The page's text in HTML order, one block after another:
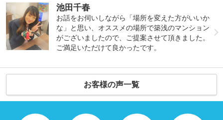
池田千春
お話をお伺いしながら「場所を変えた方がいいか
な」と思い、オススメの場所で築浅のマンション
がございましたので、ご提案させて頂きました。
ご満足いただけて良かったです。
お客様の声一覧